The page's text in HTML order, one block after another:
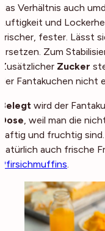
das Verhältnis auch
Luftigkeit und
frischer, fester. Lässt
ersetzen. Zum
Zusätzlicher Zucker
der Fantakuchen nicht
Belegt wird der
Dose, weil man die
saftig und fruchtig
natürlich auch frische
Pfirsichmuffins.